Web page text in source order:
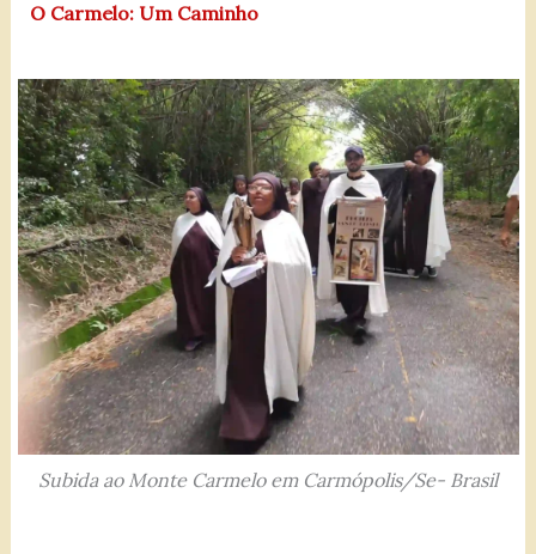
O Carmelo: Um Caminho
Subida ao Monte Carmelo em Carmópolis/Se- Brasil